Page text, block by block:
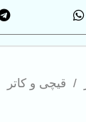
/ قیچی و کاتر